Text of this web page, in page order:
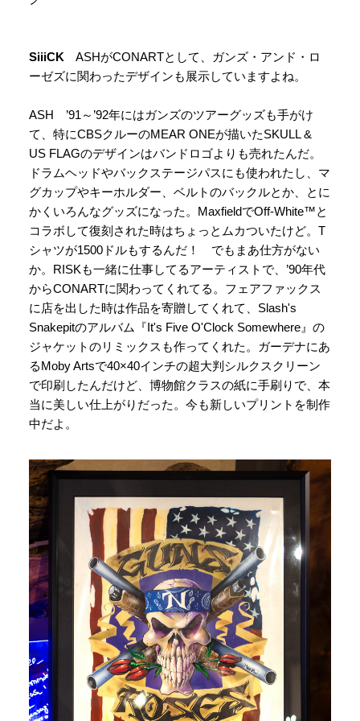
SiiiCK ASHがCONARTとして、ガンズ・アンド・ロ
ーゼズに関わったデザインも展示していますよね。
ASH ’91～’92年にはガンズのツアーグッズも手がけ
て、特にCBSクルーのMEAR ONEが描いたSKULL &
US FLAGのデザインはバンドロゴよりも売れたんだ。
ドラムヘッドやバックステージパスにも使われたし、マ
グカップやキーホルダー、ベルトのバックルとか、とに
かくいろんなグッズになった。MaxfieldでOff-White™と
コラボして復刻された時はちょっとムカついたけど。T
シャツが1500ドルもするんだ！ でもまあ仕方がない
か。RISKも一緒に仕事してるアーティストで、’90年代
からCONARTに関わってくれてる。フェアファックス
に店を出した時は作品を寄贈してくれて、Slash's
Snakepitのアルバム『It's Five O'Clock Somewhere』の
ジャケットのリミックスも作ってくれた。ガーデナにあ
るMoby Artsで40×40インチの超大判シルクスクリーン
で印刷したんだけど、博物館クラスの紙に手刷りで、本
当に美しい仕上がりだった。今も新しいプリントを制作
中だよ。